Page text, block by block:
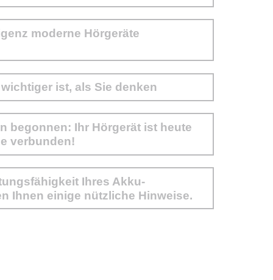
moderne Hörgeräte
ist, als Sie denken
begonnen: Ihr Hörgerät ist heute
verbunden!
Ihres Akku-
Ihnen einige nützliche Hinweise.